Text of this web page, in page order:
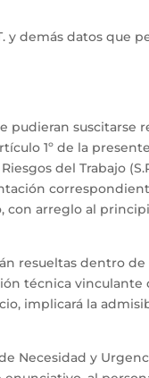
y demás datos que
pudieran
1º de la
del Trabajo
con arreglo al
resueltas dentro
técnica vinculante
implicará la
Necesidad y